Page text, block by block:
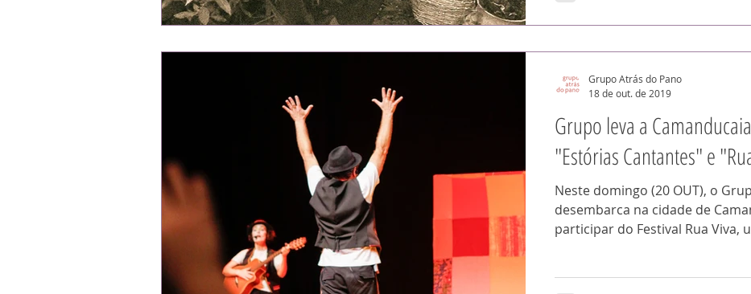
Grupo leva a
"Estórias Cantantes" e
Neste domingo (20 OUT), o
desembarca na cidade de
participar do Festival Rua Viva,
Grupo Atrás do Pano
18 de out. de 2019